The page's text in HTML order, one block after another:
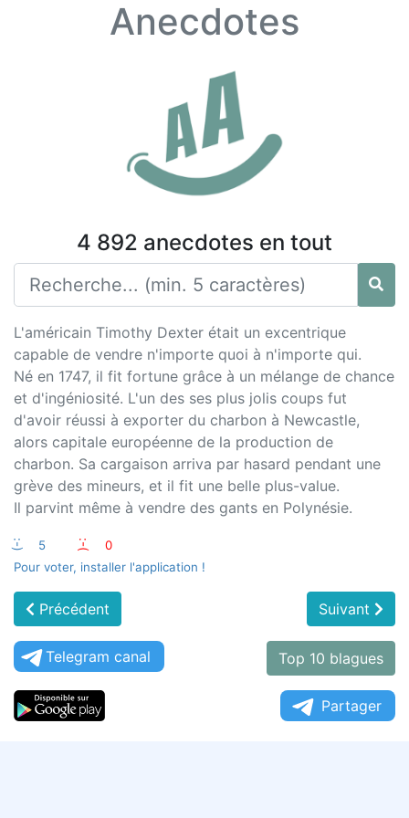
Anecdotes
4 892 anecdotes en tout
L'américain Timothy Dexter était un excentrique
capable de vendre n'importe quoi à n'importe qui.
Né en 1747, il fit fortune grâce à un mélange de chance
et d'ingéniosité. L'un des ses plus jolis coups fut
d'avoir réussi à exporter du charbon à Newcastle,
alors capitale européenne de la production de
charbon. Sa cargaison arriva par hasard pendant une
grève des mineurs, et il fit une belle plus-value.
Il parvint même à vendre des gants en Polynésie.
:-) 5 :-(
0
Pour voter, installer l'application !
Précédent Suivant
Telegram canal Top 10 blagues
Partager